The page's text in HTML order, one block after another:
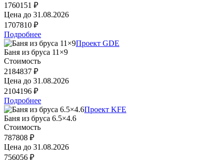
1760151 ₽
Цена до 31.08.2026
1707810 ₽
Подробнее
Проект GDE
Баня из бруса 11×9
Стоимость
2184837 ₽
Цена до 31.08.2026
2104196 ₽
Подробнее
Проект KFE
Баня из бруса 6.5×4.6
Стоимость
787808 ₽
Цена до 31.08.2026
756056 ₽